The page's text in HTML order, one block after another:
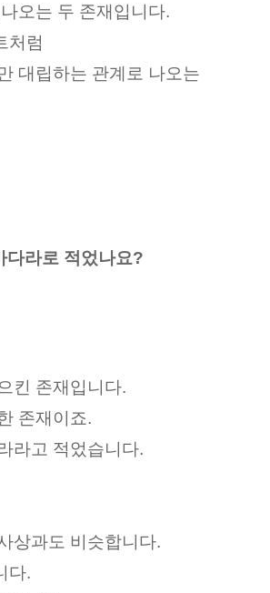
오는 두 존재입니다.
처럼
대립하는 관계로 나오는
다라로 적었나요?
킨 존재입니다.
존재이죠.
라고 적었습니다.
상과도 비슷합니다.
다.